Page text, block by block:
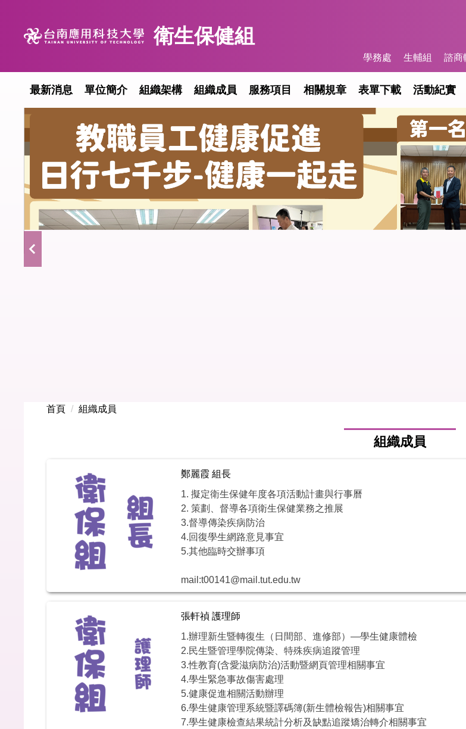
衛生保健組
最新消息 單位簡介 組織架構 組織成員 服務項目 相關規章 表單下載 活動紀實
學務處 生輔組 諮商
首頁 組織成員
組織成員
鄭麗霞 組長
1. 擬定衛生保健年度各項活動計畫與行事曆
2. 策劃、督導各項衛生保健業務之推展
3.督導傳染疾病防治
4.回復學生網路意見事宜
5.其他臨時交辦事項
mail:t00141@mail.tut.edu.tw
張軒禎 護理師
1.辦理新生暨轉復生（日間部、進修部）—學生健康體檢
2.民生暨管理學院傳染、特殊疾病追蹤管理
3.性教育(含愛滋病防治)活動暨網頁管理相關事宜
4.學生緊急事故傷害處理
5.健康促進相關活動辦理
6.學生健康管理系統暨譯碼簿(新生體檢報告)相關事宜
7.學生健康檢查結果統計分析及缺點追蹤矯治轉介相關事宜